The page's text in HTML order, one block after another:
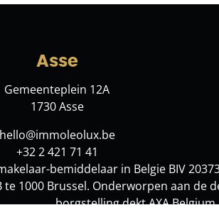
Asse
Gemeenteplein 12A
1730 Asse
hello@immoleolux.be
+32 2 421 71 41
bemiddelaar in Belgie BIV
1000 Brussel. Onderworpen aan de
borgstelling dekt AXA Belgium